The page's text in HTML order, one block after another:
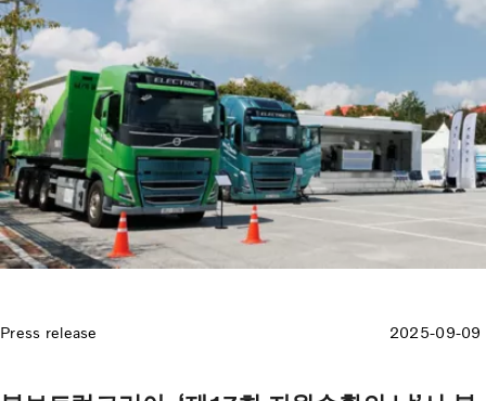
Press release 2025-09-09